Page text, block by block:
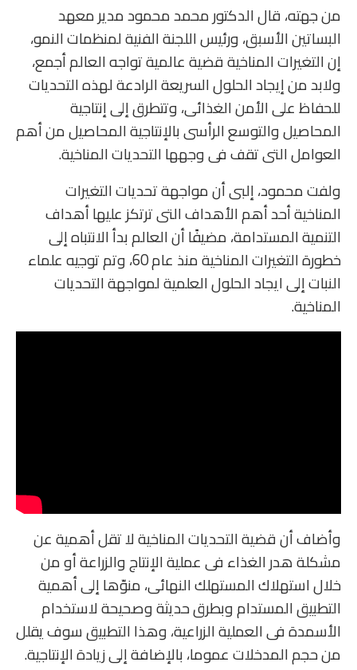
من جهته، قال الدكتور محمد محمود مدير معهد
البساتين الأسبق، ورئيس اللجنة الفنية لمنظمات النمو،
إن التغيرات المناخية قضية عالمية تواجه العالم أجمع،
ولابد من إيجاد الحلول السريعة الرادعة لهذه التحديات
للحفاظ على الأمن الغذائى، وتتطرق إلى إنتاجية
المحاصيل والتوسع الرأسى بالإنتاجية المحاصيل من أهم
العوامل التى تقف فى وجهها التحديات المناخية.
ولفت محمود، إلبى أن مواجهة تحديات التغيرات
المناخية أحد أهم الأهداف التى ترتكز عليها أهداف
التنمية المستدامة، مضيفًا أن العالم بدأ الانتباه إلى
خطورة التغيرات المناخية منذ عام 60، وتم توجيه علماء
النبات إلى ايجاد الحلول العلمية لمواجهة التحديات
المناخية.
وأضاف أن قضية التحديات المناخية لا تقل أهمية عن
مشكلة هدر الغذاء فى عملية الإنتاج والزراعة أو من
خلال استهلاك المستهلك النهائى، منوّها إلى أهمية
التطبيق المستدام وبطرق حديثة وصحيحة لاستخدام
الأسمدة فى العملية الزراعية، وهذا التطبيق سوف يقلل
من حجم المدخلات عموما، بالإضافة إلى زيادة الإنتاجية.